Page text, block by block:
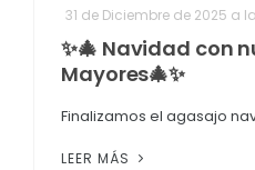
31 de Diciembre de 2025 a
✨🎄 Navidad con
Mayores🎄✨
Finalizamos el agasajo
LEER MÁS